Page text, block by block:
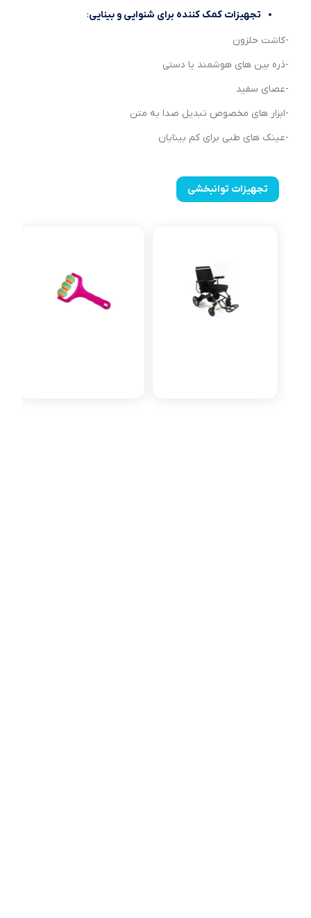
تجهیزات کمک کننده برای شنوایی و بینایی:
-کاشت حلزون
-ذره بین های هوشمند یا دستی
-عصای سفید
-ابزار های مخصوص تبدیل صدا به متن
-عینک های طبی برای کم بینایان
تجهیزات توانبخشی